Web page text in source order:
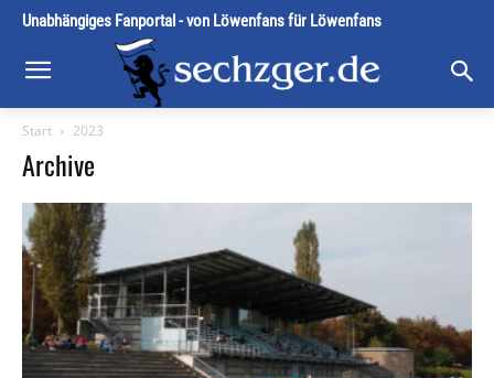
Unabhängiges Fanportal - von Löwenfans für Löwenfans
Start 2023
Archive